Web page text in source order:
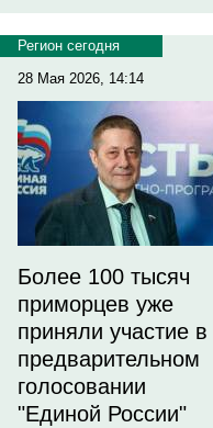
Регион сегодня
28 Мая 2026, 14:14
Более 100 тысяч
приморцев уже
приняли участие в
предварительном
голосовании
"Единой России"